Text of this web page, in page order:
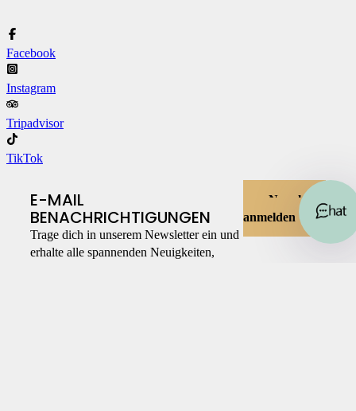
Facebook
Instagram
Tripadvisor
TikTok
E-MAIL
BENACHRICHTIGUNGEN
Trage dich in unserem Newsletter ein und
erhalte alle spannenden Neuigkeiten,
Newsletter
anmelden